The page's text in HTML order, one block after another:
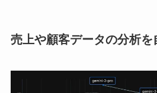
売上や顧客データの分析を